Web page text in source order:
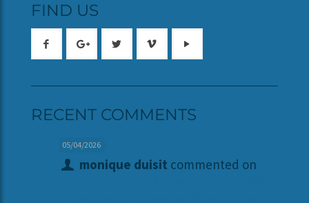
FIND US
RECENT COMMENTS
05/04/2026
monique duisit commented on